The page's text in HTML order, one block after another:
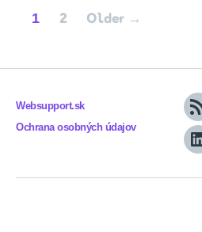
Posts
1 2 Older →
Websupport.sk
Ochrana osobných údajov